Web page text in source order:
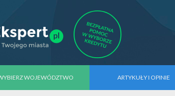
WOJEWÓDZTWO ARTYKUŁY I OPINIE